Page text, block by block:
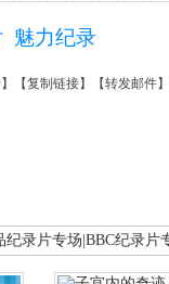
魅力纪录
】【复制链接】【转发邮件
纪录片专场 BBC纪录片